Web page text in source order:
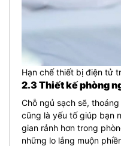
Hạn chế thiết bị điện tử
2.3 Thiết kế phòng
Chỗ ngủ sạch sẽ,
cũng là yếu tố giúp bạn
gian rảnh hơn trong
những lo lắng muộn